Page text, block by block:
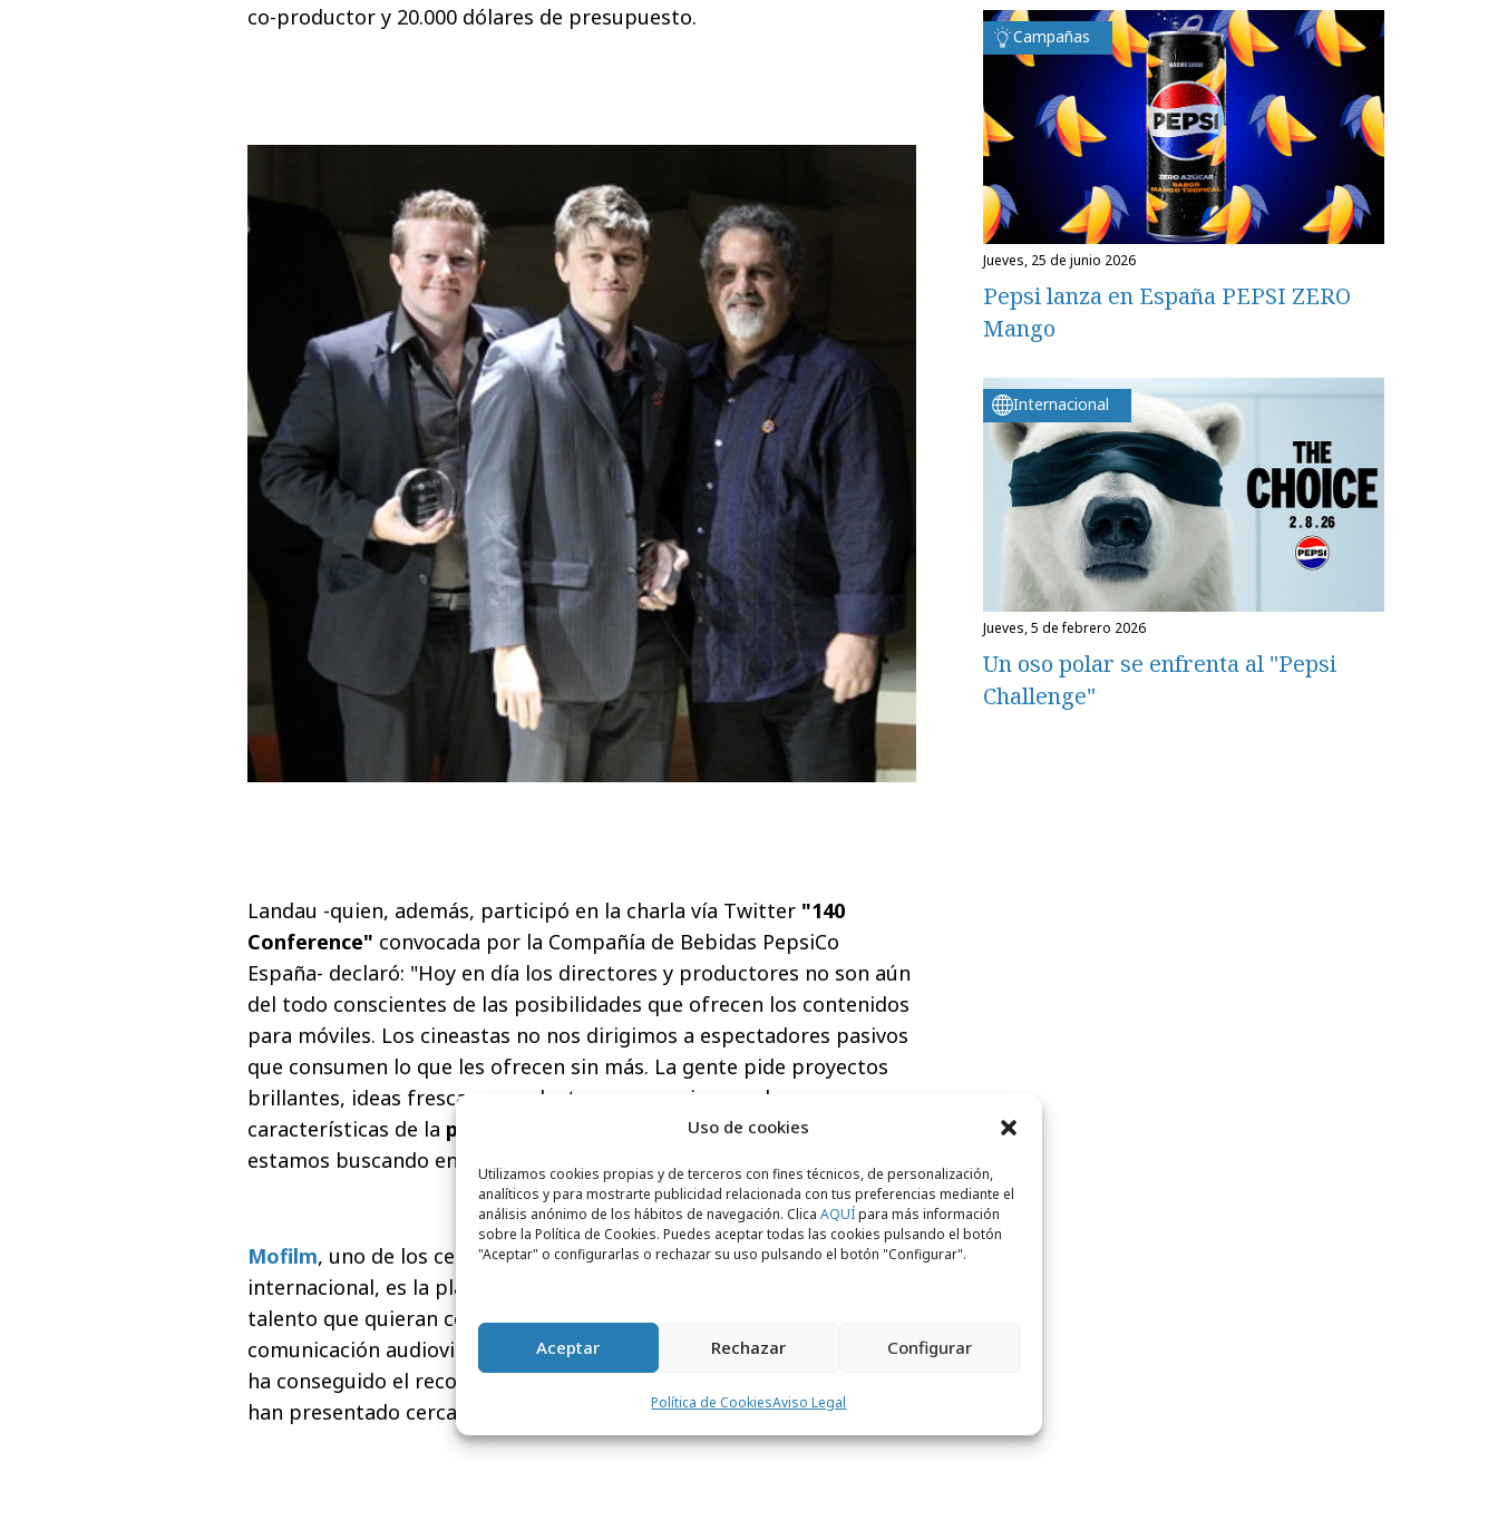
Uso de cookies
Utilizamos cookies propias y de terceros con fines técnicos, de personalización,
analíticos y para mostrarte publicidad relacionada con tus preferencias mediante el
análisis anónimo de los hábitos de navegación. Clica AQUÍpara más información
sobre la Política de Cookies. Puedes aceptar todas las cookies pulsando el botón
"Aceptar" o configurarlas o rechazar su uso pulsando el botón "Configurar".
Aceptar Rechazar Configurar
Política de CookiesAviso Legal
co-productor y 20.000 dólares de presupuesto.
Landau -quien, además, participó en la charla vía Twitter "140
Conference" convocada por la Compañía de Bebidas PepsiCo
España- declaró: "Hoy en día los directores y productores no son aún
del todo conscientes de las posibilidades que ofrecen los contenidos
para móviles. Los cineastas no nos dirigimos a espectadores pasivos
que consumen lo que les ofrecen sin más. La gente pide proyectos
brillantes, ideas frescas y productos que encajen con las
características de la plataforma móvil
. Eso es, precisamente, lo que
estamos buscando en este certamen".
Mofilm, uno de los certámenes de cortos de mayor proyección
internacional, es la plataforma ideal para jóvenes directores con
talento que quieran comenzar una carrera en el mundo de la
comunicación audiovisual. En esta cuarta edición (Barcelona 2010) se
ha conseguido el record de participación con
han presentado cerca de 700 cortos en las diferentes categorías.
Campañas
jueves, 25 de junio 2026
Pepsi lanza en España PEPSI ZERO
Mango
Internacional
jueves, 5 de febrero 2026
Un oso polar se enfrenta al "Pepsi
Challenge"